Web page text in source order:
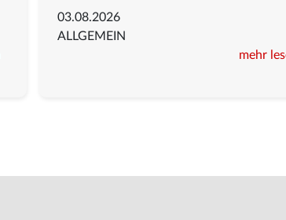
03.08.2026
ALLGEMEIN
mehr